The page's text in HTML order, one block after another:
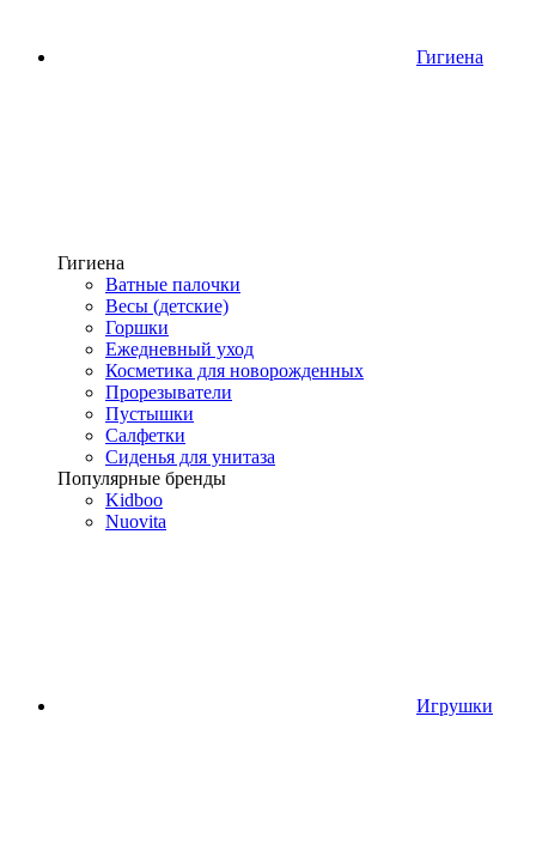
Гигиена
Гигиена
Ватные палочки
Весы (детские)
Горшки
Ежедневный уход
Косметика для новорожденных
Прорезыватели
Пустышки
Салфетки
Сиденья для унитаза
Популярные бренды
Kidboo
Nuovita
Игрушки